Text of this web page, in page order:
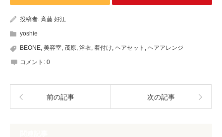
投稿者: 斉藤 好江
yoshie
BEONE, 美容室, 茂原, 浴衣, 着付け, ヘアセット , ヘアアレンジ
コメント: 0
前の記事 次の記事